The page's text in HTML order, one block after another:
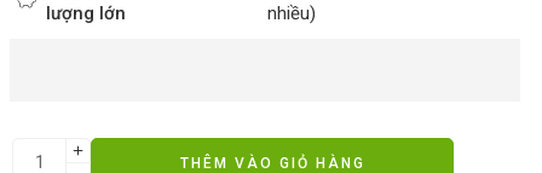
lượng lớn
nhiều)
THÊM VÀO GIỎ HÀNG